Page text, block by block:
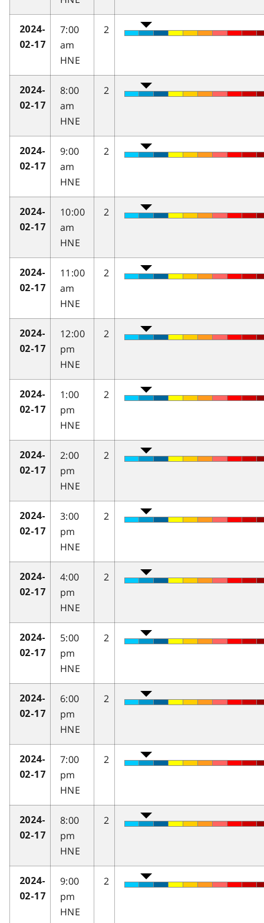
2024-
02-17
7:00
am
HNE
2
2024-
02-17
8:00
am
HNE
2
2024-
02-17
9:00
am
HNE
2
2024-
02-17
10:00
am
HNE
2
2024-
02-17
11:00
am
HNE
2
2024-
02-17
12:00
pm
HNE
2
2024-
02-17
1:00
pm
HNE
2
2024-
02-17
2:00
pm
HNE
2
2024-
02-17
3:00
pm
HNE
2
2024-
02-17
4:00
pm
HNE
2
2024-
02-17
5:00
pm
HNE
2
2024-
02-17
6:00
pm
HNE
2
2024-
02-17
7:00
pm
HNE
2
2024-
02-17
8:00
pm
HNE
2
2024-
02-17
9:00
pm
HNE
2